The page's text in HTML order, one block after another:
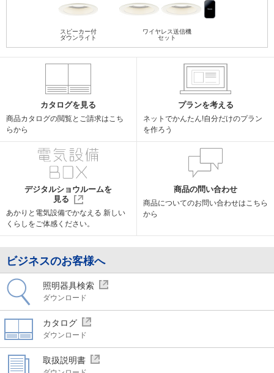
スピーカー付
ダウンライト
ワイヤレス送信機
セット
カタログを見る
商品カタログの閲覧と ご請求はこち
らから
プランを考える
ネットでかんたん!自分だけのプラン
を作ろう
デジタルショウルームを
見る
あかりと電気設備でかなえる 新しい
くらしをご体感ください。
商品の問い合わせ
商品についてのお問い合わせはこちら
から
ビジネスのお客様へ
照明器具検索
ダウンロード
カタログ
ダウンロード
取扱説明書